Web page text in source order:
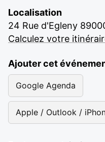
Localisation
24 Rue d'Egleny
Calculez votre
Ajouter cet
Google Agenda
Apple / Outlook /